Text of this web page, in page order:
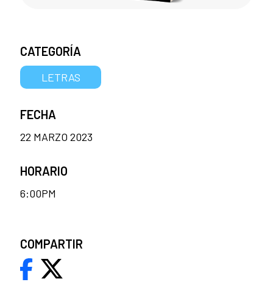
CATEGORÍA
LETRAS
FECHA
22 MARZO 2023
HORARIO
6:00PM
COMPARTIR